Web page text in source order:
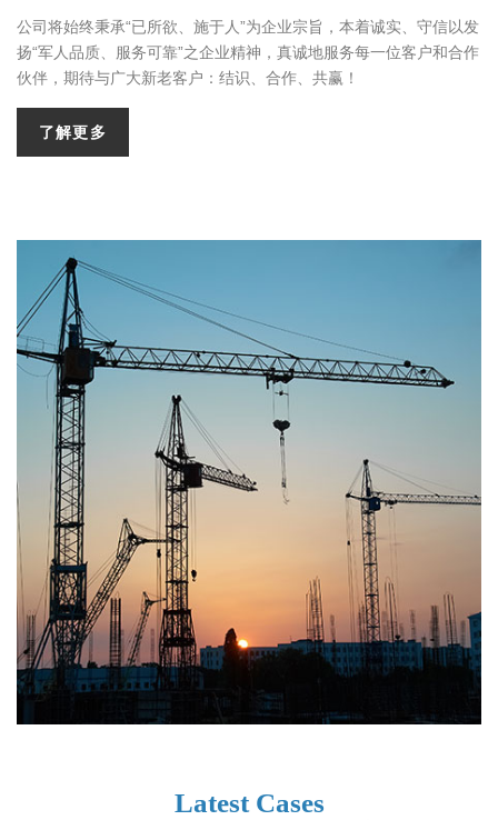
公司将始终秉承“已所欲、施于人”为企业宗旨，本着诚实、守信以发
扬“军人品质、服务可靠”之企业精神，真诚地服务每一位客户和合作
伙伴，期待与广大新老客户：结识、合作、共赢！
了解更多
Latest Cases